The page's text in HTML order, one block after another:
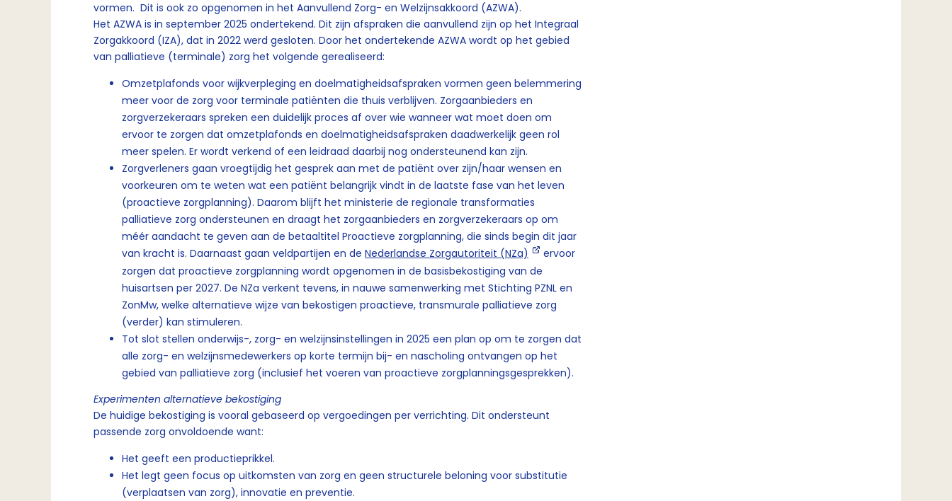
vormen. Dit is ook zo opgenomen in het Aanvullend Zorg- en Welzijnsakkoord (AZWA).
Het AZWA is in september 2025 ondertekend. Dit zijn afspraken die aanvullend zijn op het Integraal
Zorgakkoord (IZA), dat in 2022 werd gesloten. Door het ondertekende AZWA wordt op het gebied
van palliatieve (terminale) zorg het volgende gerealiseerd:
Omzetplafonds voor wijkverpleging en doelmatigheidsafspraken vormen geen belemmering
meer voor de zorg voor terminale patiënten die thuis verblijven. Zorgaanbieders en
zorgverzekeraars spreken een duidelijk proces af over wie wanneer wat moet doen om
ervoor te zorgen dat omzetplafonds en doelmatigheidsafspraken daadwerkelijk geen rol
meer spelen. Er wordt verkend of een leidraad daarbij nog ondersteunend kan zijn.
Zorgverleners gaan vroegtijdig het gesprek aan met de patiënt over zijn/haar wensen en
voorkeuren om te weten wat een patiënt belangrijk vindt in de laatste fase van het leven
(proactieve zorgplanning). Daarom blijft het ministerie de regionale transformaties
palliatieve zorg ondersteunen en draagt het zorgaanbieders en zorgverzekeraars op om
méér aandacht te geven aan de betaaltitel Proactieve zorgplanning, die sinds begin dit jaar
van kracht is. Daarnaast gaan veldpartijen en de Nederlandse Zorgautoriteit (NZa)
ervoor
zorgen dat proactieve zorgplanning wordt opgenomen in de basisbekostiging van de
huisartsen per 2027. De NZa verkent tevens, in nauwe samenwerking met Stichting PZNL en
ZonMw, welke alternatieve wijze van bekostigen proactieve, transmurale palliatieve zorg
(verder) kan stimuleren.
Tot slot stellen onderwijs-, zorg- en welzijnsinstellingen in 2025 een plan op om te zorgen dat
alle zorg- en welzijnsmedewerkers op korte termijn bij- en nascholing ontvangen op het
gebied van palliatieve zorg (inclusief het voeren van proactieve zorgplanningsgesprekken).
Experimenten alternatieve bekostiging
De huidige bekostiging is vooral gebaseerd op vergoedingen per verrichting. Dit ondersteunt
passende zorg onvoldoende want:
Het geeft een productieprikkel.
Het legt geen focus op uitkomsten van zorg en geen structurele beloning voor substitutie
(verplaatsen van zorg), innovatie en preventie.